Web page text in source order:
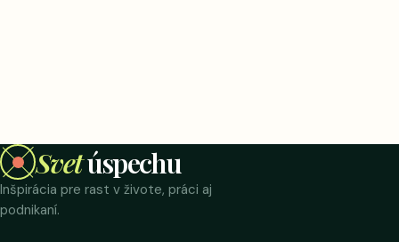
Svetúspechu
Inšpirácia pre rast v živote, práci aj
podnikaní.